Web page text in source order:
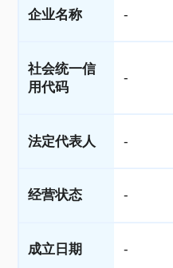
企业名称 -
社会统一信
用代码
-
法定代表人 -
经营状态 -
成立日期 -